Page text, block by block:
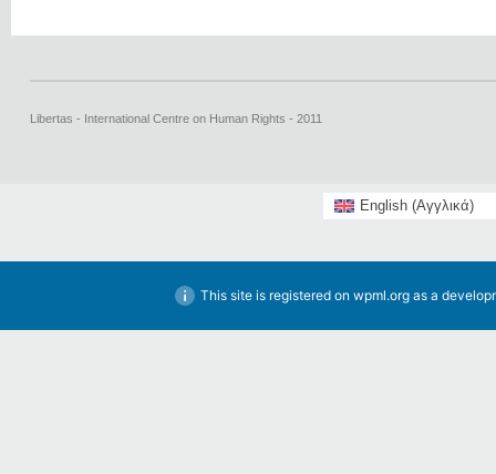
Libertas - International Centre on Human Rights - 2011
English(Αγγλικά)
This site is registered on wpml.orgas a